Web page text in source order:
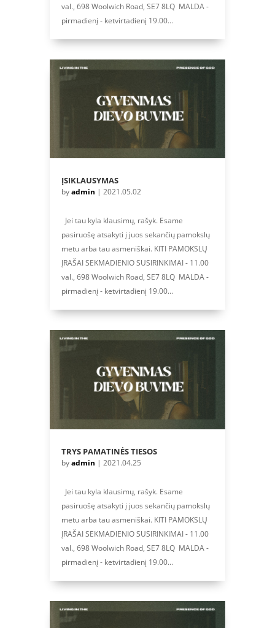
val., 698 Woolwich Road, SE7 8LQ MALDA -
pirmadienį - ketvirtadienį 19.00...
ĮSIKLAUSYMAS
byadmin | 2021.05.02
Jei tau kyla klausimų, rašyk. Esame
pasiruošę atsakyti į juos sekančių pamokslų
metu arba tau asmeniškai. KITI PAMOKSLŲ
ĮRAŠAI SEKMADIENIO SUSIRINKIMAI - 11.00
val., 698 Woolwich Road, SE7 8LQ MALDA -
pirmadienį - ketvirtadienį 19.00...
TRYS PAMATINĖS TIESOS
byadmin | 2021.04.25
Jei tau kyla klausimų, rašyk. Esame
pasiruošę atsakyti į juos sekančių pamokslų
metu arba tau asmeniškai. KITI PAMOKSLŲ
ĮRAŠAI SEKMADIENIO SUSIRINKIMAI - 11.00
val., 698 Woolwich Road, SE7 8LQ MALDA -
pirmadienį - ketvirtadienį 19.00...